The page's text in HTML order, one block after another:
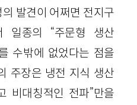
발견이 어쩌면 전지구
일종의 “주문형 생산
수밖에 없었다는 점을
주장은 냉전 지식 생산
비대칭적인 전파”만을